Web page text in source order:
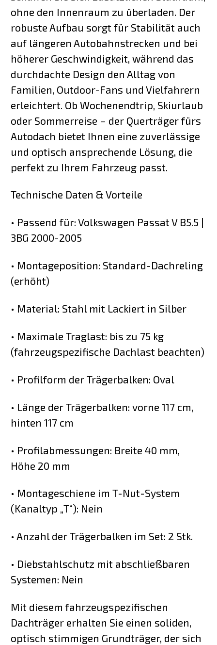
ohne den Innenraum zu überladen. Der
robuste Aufbau sorgt für Stabilität auch
auf längeren Autobahnstrecken und bei
höherer Geschwindigkeit, während das
durchdachte Design den Alltag von
Familien, Outdoor-Fans und Vielfahrern
erleichtert. Ob Wochenendtrip, Skiurlaub
oder Sommerreise – der Querträger fürs
Autodach bietet Ihnen eine zuverlässige
und optisch ansprechende Lösung, die
perfekt zu Ihrem Fahrzeug passt.
Technische Daten & Vorteile
• Passend für: Volkswagen Passat V B5.5 |
3BG 2000-2005
• Montageposition: Standard-Dachreling
(erhöht)
• Material: Stahl mit Lackiert in Silber
• Maximale Traglast: bis zu 75 kg
(fahrzeugspezifische Dachlast beachten)
• Profilform der Trägerbalken: Oval
• Länge der Trägerbalken: vorne 117 cm,
hinten 117 cm
• Profilabmessungen: Breite 40 mm,
Höhe 20 mm
• Montageschiene im T-Nut-System
(Kanaltyp „T“): Nein
• Anzahl der Trägerbalken im Set: 2 Stk.
• Diebstahlschutz mit abschließbaren
Systemen: Nein
Mit diesem fahrzeugspezifischen
Dachträger erhalten Sie einen soliden,
optisch stimmigen Grundträger, der sich